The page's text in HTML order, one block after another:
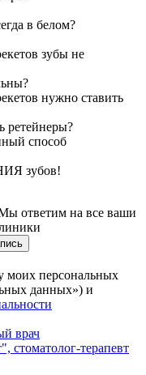
ретейнеры?
зубов!
ответим на все ваши
моих персональных
данных») и
врач
стоматолог-терапевт